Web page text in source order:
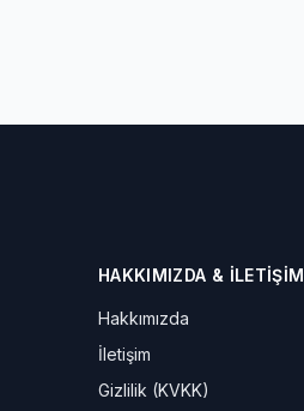
HAKKIMIZDA & İLETIŞIM
Hakkımızda
İletişim
Gizlilik (KVKK)